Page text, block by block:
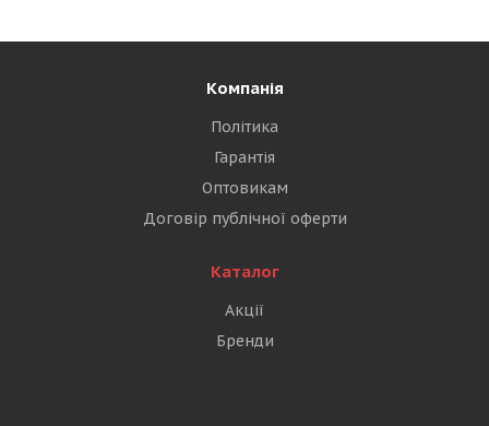
Компанія
Політика
Гарантія
Оптовикам
Договір публічної оферти
Каталог
Акції
Бренди